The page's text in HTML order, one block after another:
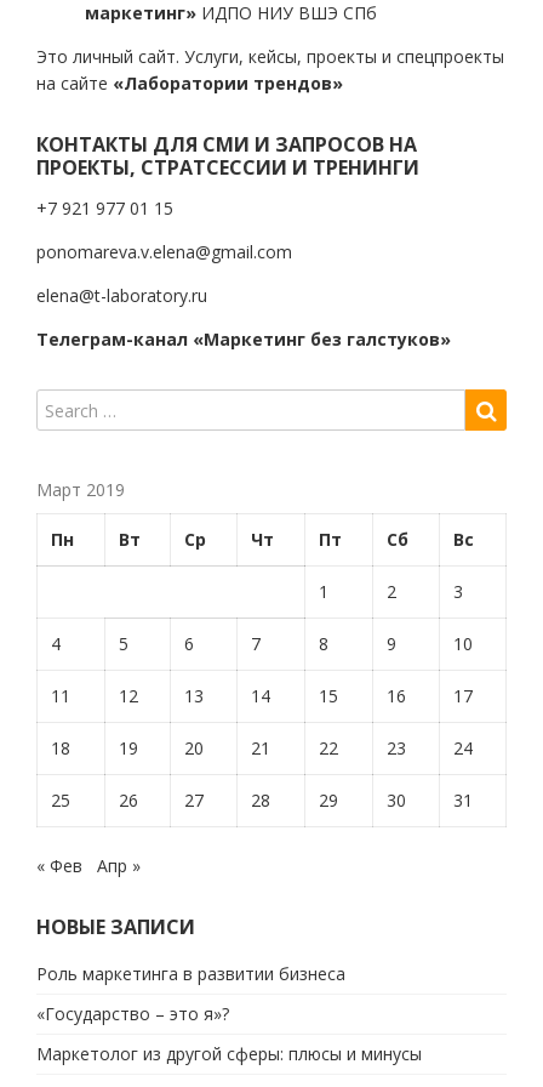
маркетинг» ИДПО НИУ ВШЭ СПб
Это личный сайт. Услуги, кейсы, проекты и спецпроекты
на сайте «Лаборатории трендов»
КОНТАКТЫ ДЛЯ СМИ И ЗАПРОСОВ НА
ПРОЕКТЫ, СТРАТСЕССИИ И ТРЕНИНГИ
+7 921 977 01 15
ponomareva.v.elena@gmail.com
elena@t-laboratory.ru
Телеграм-канал «Маркетинг без галстуков»
Март 2019
Пн Вт Ср Чт Пт Сб Вс
1 2 3
4 5 6 7 8 9 10
11 12 13 14 15 16 17
18 19 20 21 22 23 24
25 26 27 28 29 30 31
« Фев Апр »
НОВЫЕ ЗАПИСИ
Роль маркетинга в развитии бизнеса
«Государство – это я»?
Маркетолог из другой сферы: плюсы и минусы